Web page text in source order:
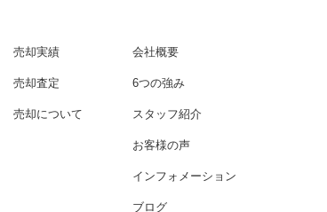
売却実績
売却査定
売却について
会社概要
6つの強み
スタッフ紹介
お客様の声
インフォメーション
ブログ